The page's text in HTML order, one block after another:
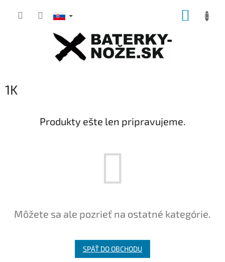
1K
Produkty ešte len pripravujeme.
Môžete sa ale pozrieť na ostatné kategórie.
SPÄŤ DO OBCHODU